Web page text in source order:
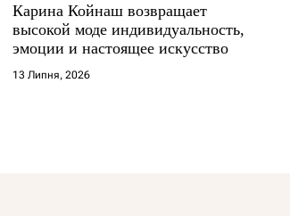
Карина Койнаш возвращает
высокой моде индивидуальность,
эмоции и настоящее искусство
13 Липня, 2026